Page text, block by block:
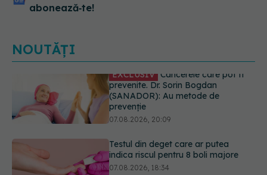
abonează‑te!
NOUTĂȚI
Testul din deget care ar putea
indica riscul pentru 8 boli majore
07.08.2026, 18:34
Dieta care poate crește brusc
colesterolul. Cine este mai expus